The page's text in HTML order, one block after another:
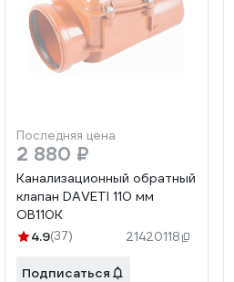
Последняя цена
2 880 ₽
Канализационный обратный
клапан DAVETI 110 мм
OB110K
4.9(37) 21420118
Подписаться